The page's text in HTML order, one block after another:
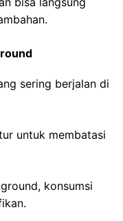
sering berjalan di
untuk membatasi
konsumsi